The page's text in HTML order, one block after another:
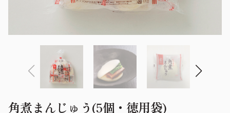
角煮まんじゅう(5個・徳用袋)